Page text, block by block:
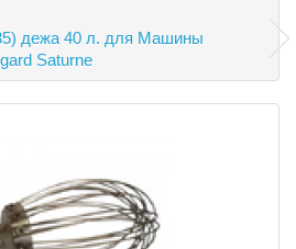
дежа 40 л. для Машины
Saturne